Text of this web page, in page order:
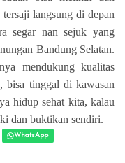
langsung di depan
segar nan sejuk yang
Bandung Selatan.
mendukung kualitas
tinggal di kawasan
hidup sehat kita, kalau
dan buktikan sendiri.
WhatsApp